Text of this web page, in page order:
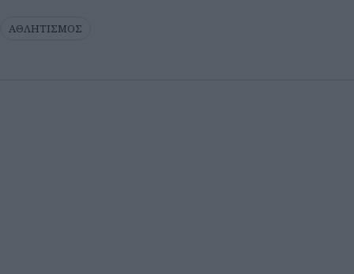
ΑΘΛΗΤΙΣΜΟΣ